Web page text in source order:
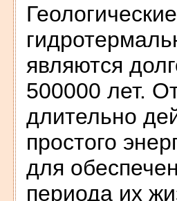
являются
500000 лет.
длительно
простого
для
периода их